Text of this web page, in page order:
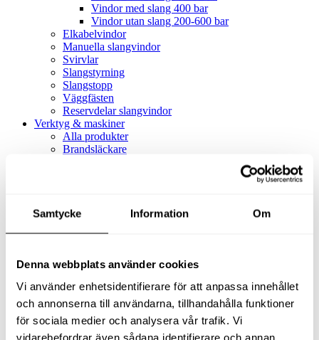
Samtycke Information Om
Denna webbplats använder cookies
Vi använder enhetsidentifierare för att anpassa innehållet
och annonserna till användarna, tillhandahålla funktioner
för sociala medier och analysera vår trafik. Vi
vidarebefordrar även sådana identifierare och annan
Vindor med slang 400 bar
Vindor utan slang 200-600 bar
Elkabelvindor
Manuella slangvindor
Svirvlar
Slangstyrning
Slangstopp
Väggfästen
Reservdelar slangvindor
Verktyg & maskiner
Alla produkter
Brandsläckare
Alla produkter
Slangfäste
Textil- & Våtdammsugare
Tillbehör Textil- & våtdammsugare
Adaptrar
Dammsugare